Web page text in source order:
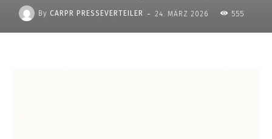
By CARPR PRESSEVERTEILER - 24. MÄRZ 2026 555